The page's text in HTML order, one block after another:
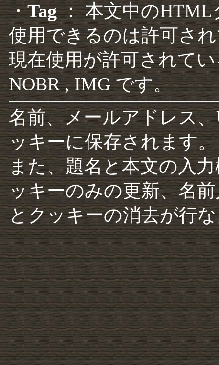
・Tag： 本文中のHTML
使用できるのは許可さ
現在使用が許可されて
NOBR , IMG です。
名前、メールアドレス
ッキーに保存されます。
また、題名と本文の入
ッキーのみの更新、名
とクッキーの消去が行